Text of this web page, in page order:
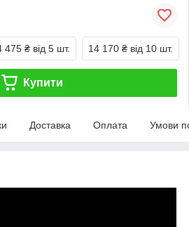
475 ₴ від 5 шт. 14 170 ₴ від 10 шт.
Купити
Доставка Оплата Умови